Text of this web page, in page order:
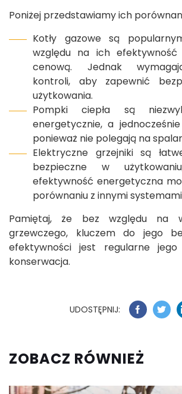
Poniżej przedstawiamy ich
Kotły gazowe są
względu na ich
cenową. Jednak
kontroli, aby zapewnić
użytkowania.
Pompki ciepła są
energetycznie, a
ponieważ nie polegają na
Elektryczne grzejniki są
bezpieczne w
efektywność energetyczna
porównaniu z innymi
Pamiętaj, że bez względu na
grzewczego, kluczem do jego
efektywności jest regularne jego
konserwacja.
UDOSTĘPNIJ:
ZOBACZ RÓWNIEŻ